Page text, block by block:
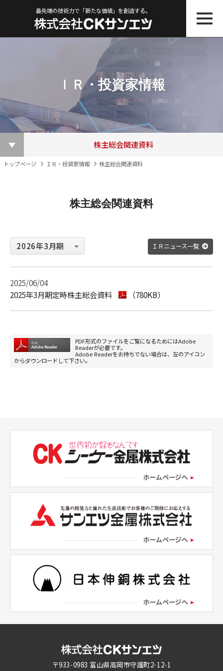
最先端の技術力で「新たな価値」を創造する。
ＩＲ・投資家情報
ＩＲニュース一覧
決算短信
適時開示書類
株主総会関連資料
その他ＩＲ資料
株主優待制度
電子公告
株価情報
トップページ ＩＲ・投資家情報 株主総会関連資料
株主総会関連資料
ＩＲニュース一覧
2025/06/04
2025年3月期定時株主総会資料
（780KB）
PDF形式のファイルをご覧になるためにはAdobe
Readerが必要です。
Adobe Readerをお持ちでない場合は、左のアイコン
からダウンロードして下さい。
〒933-0983 富山県高岡市守護町2-12-1